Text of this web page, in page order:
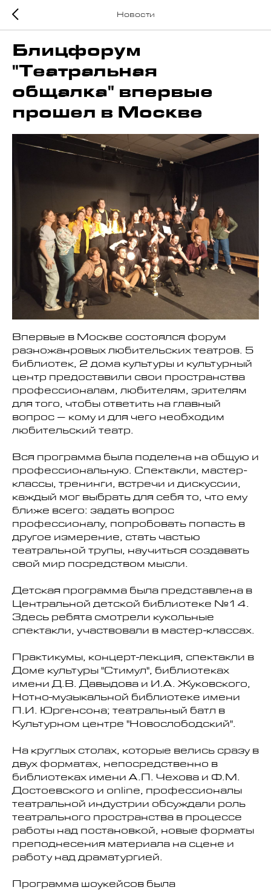
Новости
Блицфорум
"Театральная
общалка" впервые
прошел в Москве
Впервые в Москве состоялся форум
разножанровых любительских театров. 5
библиотек, 2 дома культуры и культурный
центр предоставили свои пространства
профессионалам, любителям, зрителям
для того, чтобы ответить на главный
вопрос – кому и для чего необходим
любительский театр.
Вся программа была поделена на общую и
профессиональную. Спектакли, мастер-
классы, тренинги, встречи и дискуссии,
каждый мог выбрать для себя то, что ему
ближе всего: задать вопрос
профессионалу, попробовать попасть в
другое измерение, стать частью
театральной трупы, научиться создавать
свой мир посредством мысли.
Детская программа была представлена в
Центральной детской библиотеке №14.
Здесь ребята смотрели кукольные
спектакли, участвовали в мастер-классах.
Практикумы, концерт-лекция, спектакли в
Доме культуры "Стимул", библиотеках
имени Д.В. Давыдова и И.А. Жуковского,
Нотно-музыкальной библиотеке имени
П.И. Юргенсона; театральный батл в
Культурном центре "Новослободский".
На круглых столах, которые велись сразу в
двух форматах, непосредственно в
библиотеках имени А.П. Чехова и Ф.М.
Достоевского и online, профессионалы
театральной индустрии обсуждали роль
театрального пространства в процессе
работы над постановкой, новые форматы
преподнесения материала на сцене и
работу над драматургией.
Программа шоукейсов была